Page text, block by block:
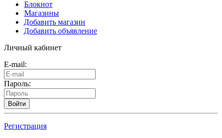
Блокнот
Магазины
Добавить магазин
Добавить объявление
Личный кабинет
E-mail:
Пароль:
Войти
Регистрация